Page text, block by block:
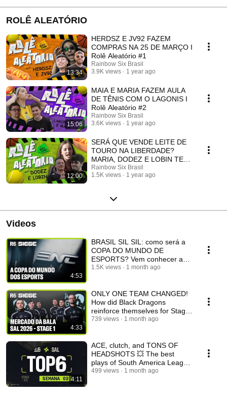
ROLÊ ALEATÓRIO
13:34
HERDSZ E JV92 FAZEM
COMPRAS NA 25 DE MARÇO I
Rolê Aleatório #1
Rainbow Six Brasil
3.9K views
1 year ago
15:06
MAIA E MARIA FAZEM AULA
DE TÊNIS COM O LAGONIS I
Rolê Aleatório #2
Rainbow Six Brasil
3.6K views
1 year ago
12:00
SERÁ QUE VENDE LEITE DE
TOURO NA LIBERDADE?
MARIA, DODEZ E LOBIN TE
RESPONDEM! I Rolê
Aleatório #3
Rainbow Six Brasil
1.5K views
1 year ago
Videos
4:53
BRASIL SIL SIL: como será a
COPA DO MUNDO DE
ESPORTS? Vem conhecer a
competição de Seleções do
1.5K views 1 month ago
4:33
ONLY ONE TEAM CHANGED!
How did Black Dragons
reinforce themselves for Stage
1 of the South Americ...
739 views 1 month ago
4:11
ACE, clutch, and TONS OF
HEADSHOTS 💥 The best
plays of South America League
Week #2 📽️
499 views 1 month ago